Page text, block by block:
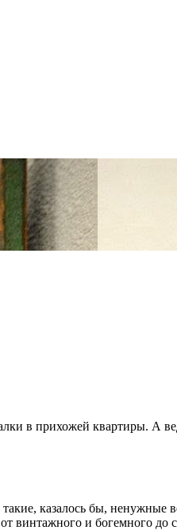
в прихожей квартиры. А
казалось бы,
винтажного и богемного